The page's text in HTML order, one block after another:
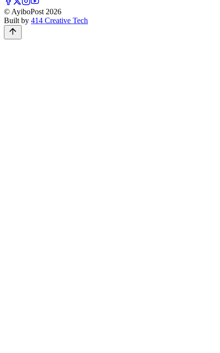
© AyiboPost 2026
Built by 414 Creative Tech